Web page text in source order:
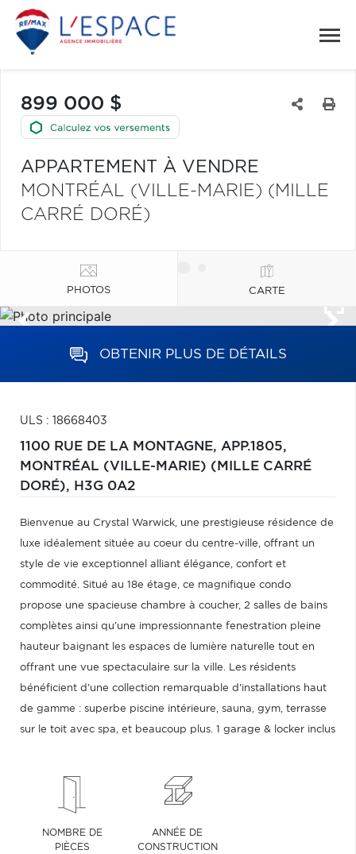
899 000 $
APPARTEMENT À VENDRE
MONTRÉAL (VILLE-MARIE) (MILLE
CARRÉ DORÉ)
PHOTOS CARTE
OBTENIR PLUS DE DÉTAILS
ULS : 18668403
1100 RUE DE LA MONTAGNE, APP.1805,
MONTRÉAL (VILLE-MARIE) (MILLE CARRÉ
DORÉ), H3G 0A2
Bienvenue au Crystal Warwick, une prestigieuse résidence de
luxe idéalement située au coeur du centre-ville, offrant un
style de vie exceptionnel alliant élégance, confort et
commodité. Situé au 18e étage, ce magnifique condo
propose une spacieuse chambre à coucher, 2 salles de bains
complètes ainsi qu'une impressionnante fenestration pleine
hauteur baignant les espaces de lumière naturelle tout en
offrant une vue spectaculaire sur la ville. Les résidents
bénéficient d'une collection remarquable d'installations haut
de gamme : superbe piscine intérieure, sauna, gym, terrasse
sur le toit avec spa, et beaucoup plus. 1 garage & locker inclus
NOMBRE DE
PIÈCES
ANNÉE DE
CONSTRUCTION